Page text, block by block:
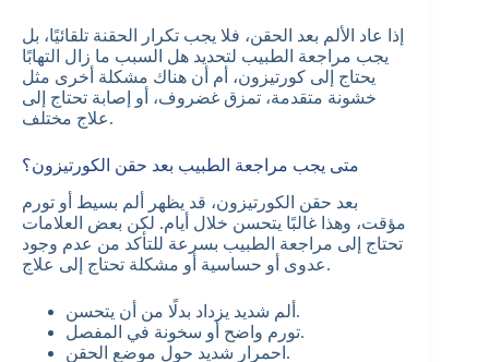
إذا عاد الألم بعد الحقن، فلا يجب تكرار الحقنة تلقائيًا، بل
يجب مراجعة الطبيب لتحديد هل السبب ما زال التهابًا
يحتاج إلى كورتيزون، أم أن هناك مشكلة أخرى مثل
خشونة متقدمة، تمزق غضروف، أو إصابة تحتاج إلى
علاج مختلف.
متى يجب مراجعة الطبيب بعد حقن الكورتيزون؟
بعد حقن الكورتيزون، قد يظهر ألم بسيط أو تورم
مؤقت، وهذا غالبًا يتحسن خلال أيام. لكن بعض العلامات
تحتاج إلى مراجعة الطبيب بسرعة للتأكد من عدم وجود
عدوى أو حساسية أو مشكلة تحتاج إلى علاج.
ألم شديد يزداد بدلًا من أن يتحسن.
تورم واضح أو سخونة في المفصل.
احمرار شديد حول موضع الحقن.